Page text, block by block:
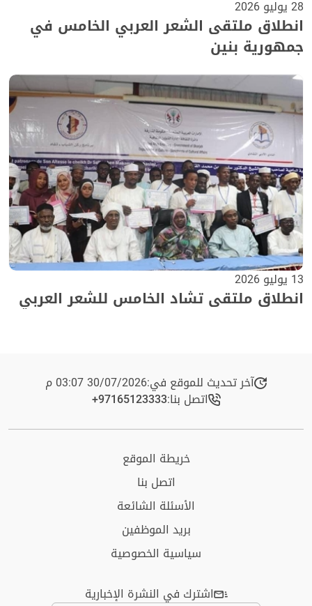
28 يوليو 2026
انطلاق ملتقى الشعر العربي الخامس في
جمهورية بنين
13 يوليو 2026
انطلاق ملتقى تشاد الخامس للشعر العربي
آخر تحديث للموقع في:30/07/2026 03:07 م
اتصل بنا:+97165123333​
خريطة الموقع
اتصل بنا
الأسئلة الشائعة
بريد الموظفين
سياسية الخصوصية
اشترك في النشرة الإخبارية